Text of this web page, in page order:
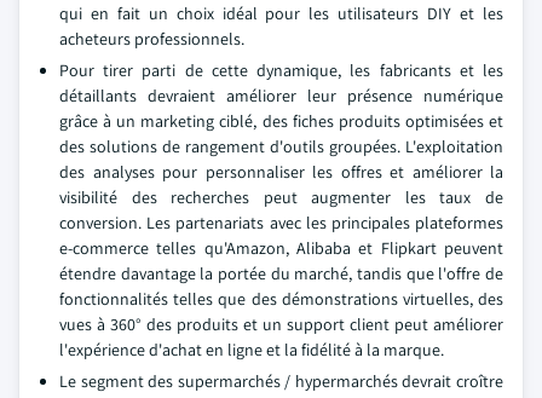
qui en fait un choix idéal pour les utilisateurs DIY et les
acheteurs professionnels.
Pour tirer parti de cette dynamique, les fabricants et les
détaillants devraient améliorer leur présence numérique
grâce à un marketing ciblé, des fiches produits optimisées et
des solutions de rangement d'outils groupées. L'exploitation
des analyses pour personnaliser les offres et améliorer la
visibilité des recherches peut augmenter les taux de
conversion. Les partenariats avec les principales plateformes
e-commerce telles qu'Amazon, Alibaba et Flipkart peuvent
étendre davantage la portée du marché, tandis que l'offre de
fonctionnalités telles que des démonstrations virtuelles, des
vues à 360° des produits et un support client peut améliorer
l'expérience d'achat en ligne et la fidélité à la marque.
Le segment des supermarchés / hypermarchés devrait croître